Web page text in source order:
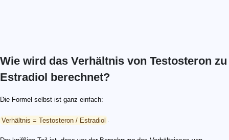
Wie wird das Verhältnis von Testosteron zu
Estradiol berechnet?
Die Formel selbst ist ganz einfach:
Verhältnis = Testosteron / Estradiol .